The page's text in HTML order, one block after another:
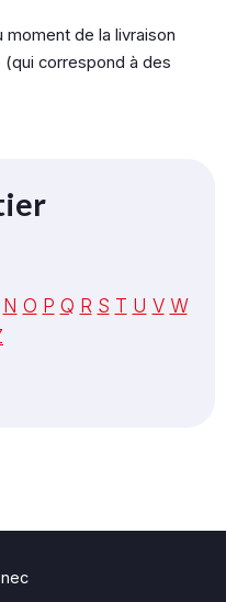
moment de la livraison
correspond à des
N O P Q R S T U V W